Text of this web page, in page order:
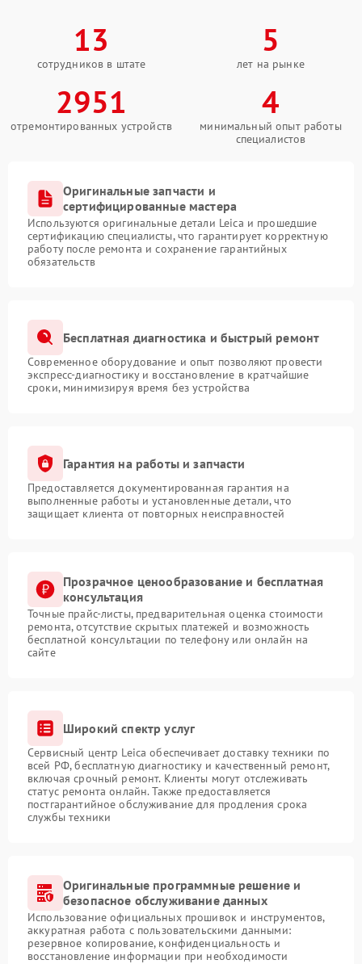
13
сотрудников в штате
5
лет на рынке
2951
отремонтированных устройств
4
минимальный опыт работы
специалистов
Оригинальные запчасти и
сертифицированные мастера
Используются оригинальные детали Leica и прошедшие
сертификацию специалисты, что гарантирует корректную
работу после ремонта и сохранение гарантийных
обязательств
Бесплатная диагностика и быстрый ремонт
Современное оборудование и опыт позволяют провести
экспресс-диагностику и восстановление в кратчайшие
сроки, минимизируя время без устройства
Гарантия на работы и запчасти
Предоставляется документированная гарантия на
выполненные работы и установленные детали, что
защищает клиента от повторных неисправностей
Прозрачное ценообразование и бесплатная
консультация
Точные прайс-листы, предварительная оценка стоимости
ремонта, отсутствие скрытых платежей и возможность
бесплатной консультации по телефону или онлайн на
сайте
Широкий спектр услуг
Сервисный центр Leica обеспечивает доставку техники по
всей РФ, бесплатную диагностику и качественный ремонт,
включая срочный ремонт. Клиенты могут отслеживать
статус ремонта онлайн. Также предоставляется
постгарантийное обслуживание для продления срока
службы техники
Оригинальные программные решение и
безопасное обслуживание данных
Использование официальных прошивок и инструментов,
аккуратная работа с пользовательскими данными:
резервное копирование, конфиденциальность и
восстановление информации при необходимости